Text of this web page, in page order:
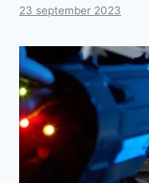
23 september 2023